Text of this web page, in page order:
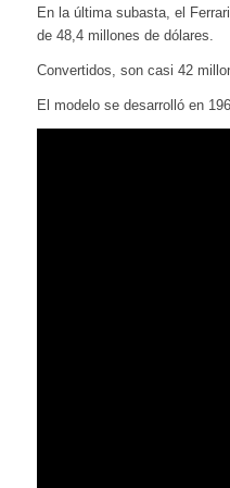
En la última subasta, el
de 48,4 millones de dólares.
Convertidos, son casi 42
El modelo se desarrolló en